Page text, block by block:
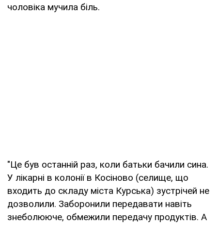
чоловіка мучила біль.
"Це був останній раз, коли батьки бачили сина.
У лікарні в колонії в Косіново (селище, що
входить до складу міста Курська) зустрічей не
дозволили. Заборонили передавати навіть
знеболююче, обмежили передачу продуктів. А